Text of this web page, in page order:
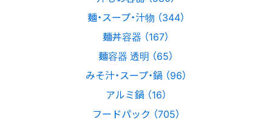
麺・スープ・汁物 （344）
麺丼容器 （167）
麺容器 透明 （65）
みそ汁・スープ・鍋 （96）
アルミ鍋 （16）
フードパック （705）